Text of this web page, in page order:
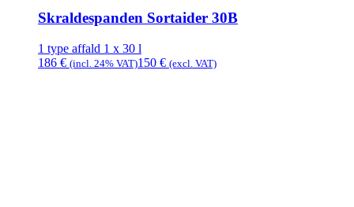
Skraldespanden Sortaider 30B
1 type affald 1 x 30 l
186 € (incl. 24% VAT)150 € (excl. VAT)